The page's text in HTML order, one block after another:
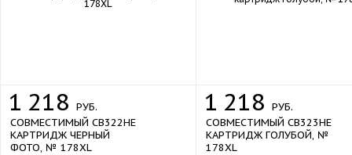
1 218 РУБ.
СОВМЕСТИМЫЙ CB322HE
КАРТРИДЖ ЧЕРНЫЙ
ФОТО, № 178XL
1 218 РУБ.
СОВМЕСТИМЫЙ CB323HE
КАРТРИДЖ ГОЛУБОЙ, №
178XL